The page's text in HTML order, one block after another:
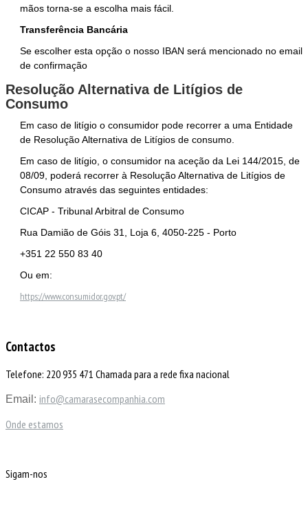
mãos torna-se a escolha mais fácil.
Transferência Bancária
Se escolher esta opção o nosso IBAN será mencionado no email
de confirmação
Resolução Alternativa de Litígios de
Consumo
Em caso de litígio o consumidor pode recorrer a uma Entidade
de Resolução Alternativa de Litígios de consumo.
Em caso de litígio, o consumidor na aceção da Lei 144/2015, de
08/09, poderá recorrer à Resolução Alternativa de Litígios de
Consumo através das seguintes entidades:
CICAP - Tribunal Arbitral de Consumo
Rua Damião de Góis 31, Loja 6, 4050-225 - Porto
+351 22 550 83 40
Ou em:
https://www.consumidor.gov.pt/
Contactos
Telefone: 220 935 471 Chamada para a rede fixa nacional
Email: info@camarasecompanhia.com
Onde estamos
Sigam-nos